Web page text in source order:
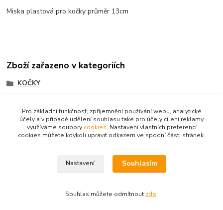
Miska plastová pro kočky průměr 13cm
Zboží zařazeno v kategoriích
KOČKY
Upravit sběr cookies.
Pro základní funkčnost, zpříjemnění používání webu, analytické
účely a v případě udělení souhlasu také pro účely cílení reklamy
využíváme soubory cookies. Nastavení vlastních preferencí
cookies můžete kdykoli upravit odkazem ve spodní části stránek.
Nastavení Souhlasím
Souhlas můžete odmítnout zde.